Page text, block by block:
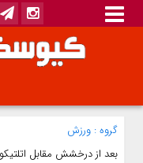
گروه : ورزش
بعد از درخشش مقابل اتلتیکو